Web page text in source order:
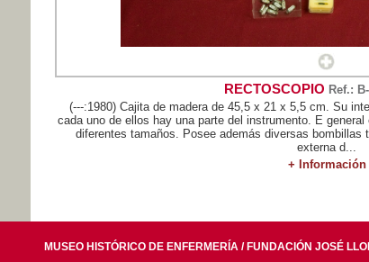
RECTOSCOPIO Ref.:
(---:1980) Cajita de madera de 45,5 x 21 x 5,5 cm. Su
cada uno de ellos hay una parte del instrumento. E
diferentes tamaños. Posee además diversas bombillas
externa d...
+ Información
MUSEO HISTÓRICO DE ENFERMERÍA / FUNDACIÓN JOSÉ